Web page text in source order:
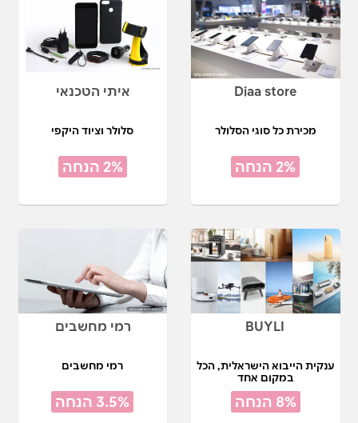
Diaa store
מכירת כל סוגי הסלולר
2% הנחה
איתי הטכנאי
סלולר וציוד היקפי
2% הנחה
BUYLI
ענקית הייבוא הישראלית, הכל
במקום אחד
8% הנחה
רמי מחשבים
רמי מחשבים
3.5% הנחה